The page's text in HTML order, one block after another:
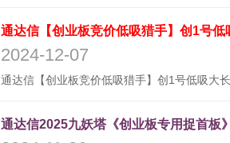
通达信【创业板竞价低吸猎手】创1号
2024-12-07
通达信2025九妖塔《创业板专用捉首板